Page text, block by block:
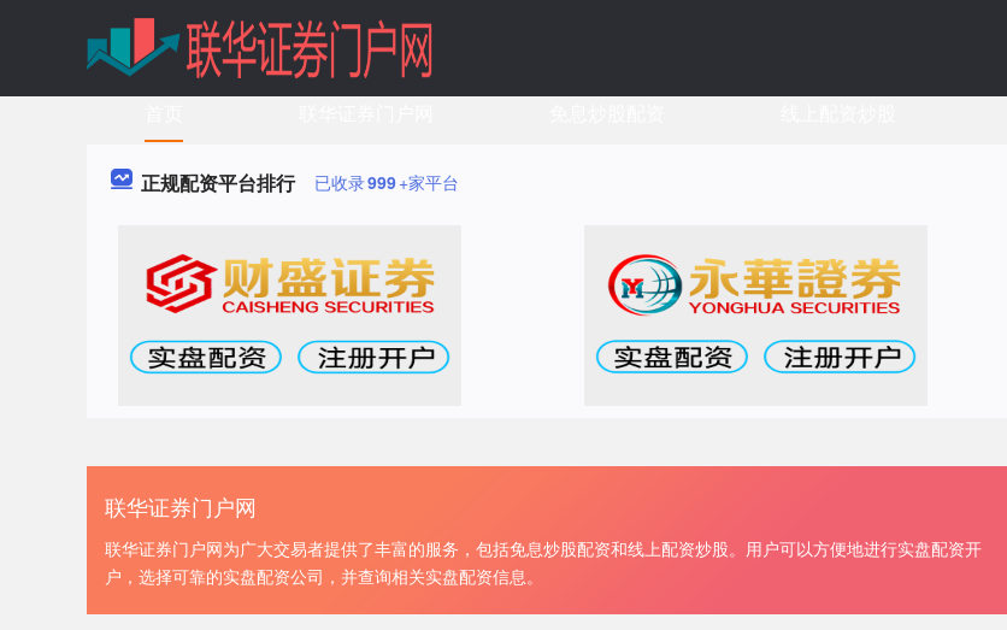
正规配资平台排行 已收录999+家平台
联华证券门户网
联华证券门户网为广大交易者提供了丰富的服务，包括免息炒股配资和线上配资炒股。用户可以方便地进行实盘配资开
户，选择可靠的实盘配资公司，并查询相关实盘配资信息。